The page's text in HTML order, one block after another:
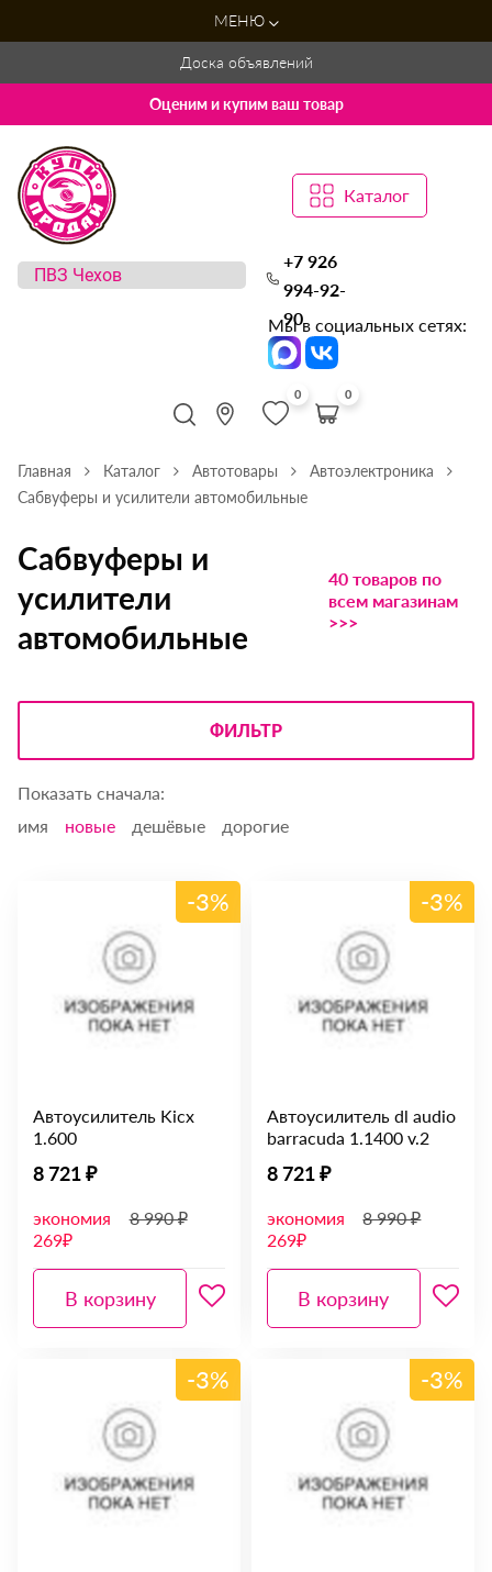
МЕНЮ
Доска объявлений
Оценим и купим ваш товар
Каталог
+7 926
994-92-
90
Мы в социальных сетях:
0 0
Главная Каталог Автотовары
Автоэлектроника
Сабвуферы и усилители автомобильные
Сабвуферы и
усилители
автомобильные
40 товаров по
всем магазинам
>>>
ФИЛЬТР
Показать сначала:
имя
новые дешёвые дорогие
-3%
Автоусилитель Kicx
1.600
8 721 ₽
экономия
269₽
8 990 ₽
В корзину
-3%
Автоусилитель dl audio
barracuda 1.1400 v.2
8 721 ₽
экономия
269₽
8 990 ₽
В корзину
-3% -3%